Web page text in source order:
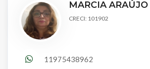
MARCIA ARAÚJO
CRECI: 101902
11975438962